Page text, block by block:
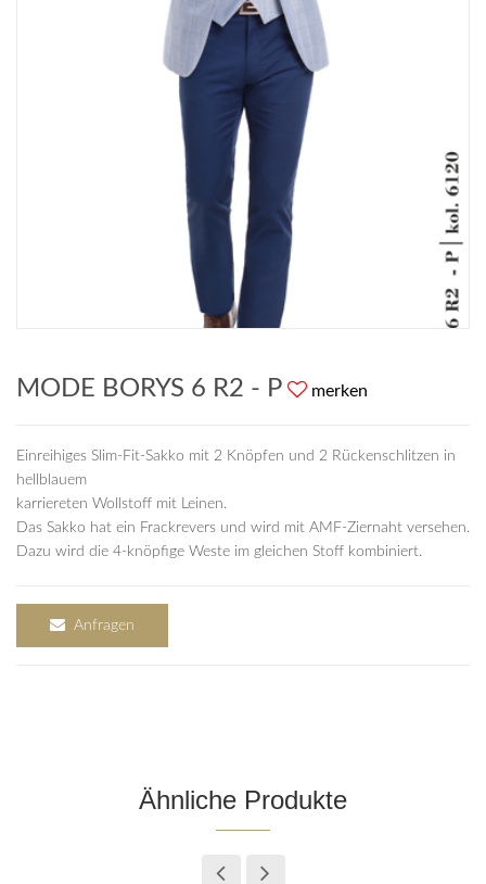
MODE BORYS 6 R2 - P merken
Einreihiges Slim-Fit-Sakko mit 2 Knöpfen und 2 Rückenschlitzen in
hellblauem
karriereten Wollstoff mit Leinen.
Das Sakko hat ein Frackrevers und wird mit AMF-Ziernaht versehen.
Dazu wird die 4-knöpfige Weste im gleichen Stoff kombiniert.
Anfragen
Ähnliche Produkte